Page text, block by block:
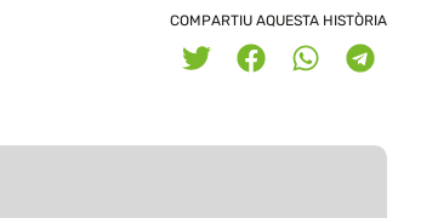
COMPARTIU AQUESTA HISTÒRIA